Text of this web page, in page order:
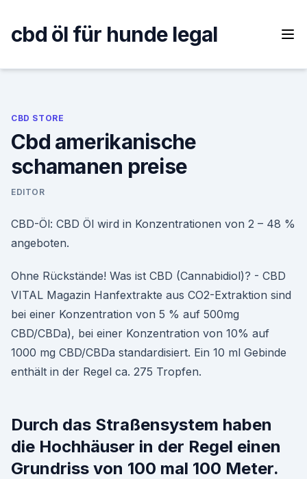
content
cbd öl für hunde legal
CBD STORE
Cbd amerikanische
schamanen preise
EDITOR
CBD-Öl: CBD Öl wird in Konzentrationen von 2 – 48 %
angeboten.
Ohne Rückstände! Was ist CBD (Cannabidiol)? - CBD
VITAL Magazin Hanfextrakte aus CO2-Extraktion sind
bei einer Konzentration von 5 % auf 500mg
CBD/CBDa), bei einer Konzentration von 10% auf
1000 mg CBD/CBDa standardisiert. Ein 10 ml Gebinde
enthält in der Regel ca. 275 Tropfen.
Durch das Straßensystem haben
die Hochhäuser in der Regel einen
Grundriss von 100 mal 100 Meter.